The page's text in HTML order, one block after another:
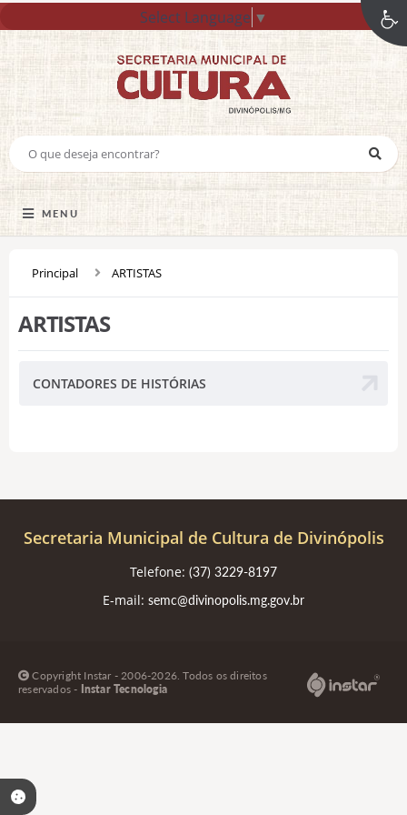
Select Language ▼
MENU
Principal ARTISTAS
ARTISTAS
CONTADORES DE HISTÓRIAS
Secretaria Municipal de Cultura de Divinópolis
Telefone: (37) 3229-8197
E-mail: semc@divinopolis.mg.gov.br
Copyright Instar - 2006-2026. Todos os direitos
reservados - Instar Tecnologia